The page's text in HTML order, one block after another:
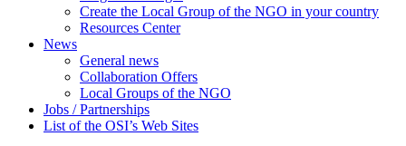
Create the Local Group of the NGO in your country
Resources Center
News
General news
Collaboration Offers
Local Groups of the NGO
Jobs / Partnerships
List of the OSI’s Web Sites